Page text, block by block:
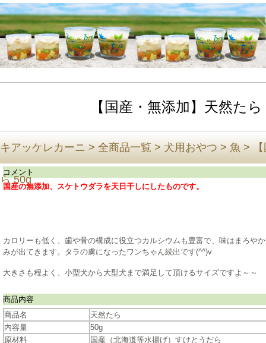
【国産・無添加】天然た
キアッケレカーニ > 全商品一覧 > 犬用おやつ > 魚 >
ら 50g
コメント
国産の無添加、スケトウダラを天日干しにしたものです。
カロリーも低く、歯や骨の構成に役立つカルシウムも豊富で、味はまろや
みが出てきます。タラの虜になったワンちゃん続出です(^^)v
大きさも程よく、小型犬から大型犬まで満足して頂けるサイズですよ～～
商品内容
商品名
天然たら
内容量
50g
原材料
国産（北海道等水揚げ）すけとうだら